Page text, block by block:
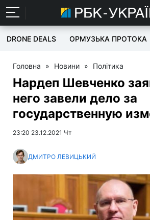
DRONE DEALS ОРМУЗЬКА ПРОТОКА
Головна » Новини » Політика
Нардеп Шевченко
него завели дело за
государственную
23:20 23.12.2021 Чт
ДМИТРО ЛЕВИЦЬКИЙ